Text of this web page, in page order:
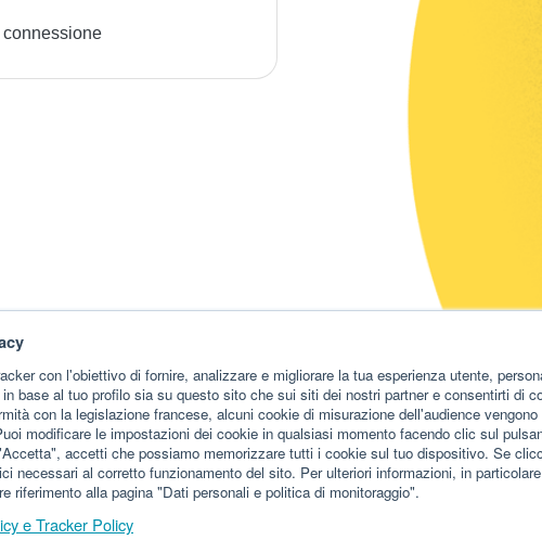
con l'obiettivo di fornire, analizzare e migliorare la tua esperienza utente,
base al tuo profilo sia su questo sito che sui siti dei nostri partner e consentirti di
con la legislazione francese, alcuni cookie di misurazione dell'audience
modificare le impostazioni dei cookie in qualsiasi momento facendo clic sul
accetti che possiamo memorizzare tutti i cookie sul tuo dispositivo. Se
necessari al corretto funzionamento del sito. Per ulteriori informazioni, in
riferimento alla pagina "Dati personali e politica di monitoraggio".
e Tracker Policy